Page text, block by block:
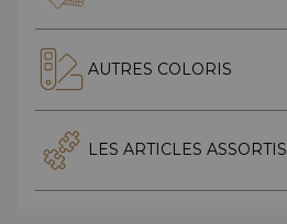
AUTRES COLORIS
LES ARTICLES ASSORTIS